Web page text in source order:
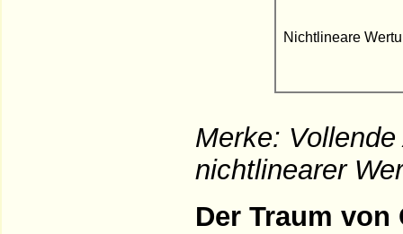
Nichtlineare
Merke:
nichtlinearer
Der Traum von